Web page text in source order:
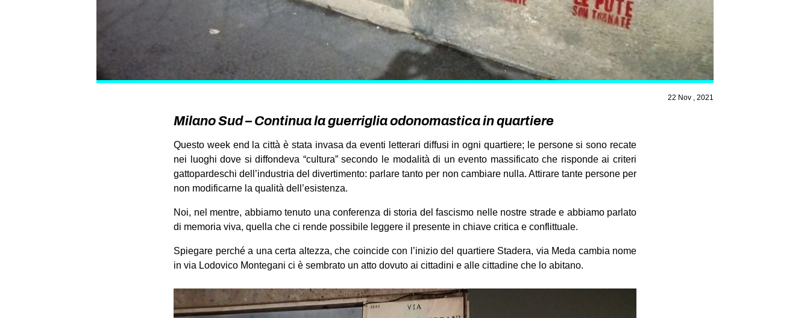
22 Nov , 2021
Milano Sud – Continua la guerriglia odonomastica in quartiere
Questo week end la città è stata invasa da eventi letterari diffusi in ogni quartiere; le persone si sono recate
nei luoghi dove si diffondeva “cultura” secondo le modalità di un evento massificato che risponde ai criteri
gattopardeschi dell’industria del divertimento: parlare tanto per non cambiare nulla. Attirare tante persone per
non modificarne la qualità dell’esistenza.
Noi, nel mentre, abbiamo tenuto una conferenza di storia del fascismo nelle nostre strade e abbiamo parlato
di memoria viva, quella che ci rende possibile leggere il presente in chiave critica e conflittuale.
Spiegare perché a una certa altezza, che coincide con l’inizio del quartiere Stadera, via Meda cambia nome
in via Lodovico Montegani ci è sembrato un atto dovuto ai cittadini e alle cittadine che lo abitano.